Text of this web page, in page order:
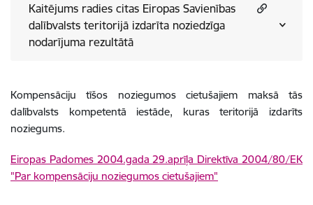
Kaitējums radies citas Eiropas Savienības
dalībvalsts teritorijā izdarīta noziedzīga
nodarījuma rezultātā
Kompensāciju tīšos noziegumos cietušajiem maksā tās
dalībvalsts kompetentā iestāde, kuras teritorijā izdarīts
noziegums.
Eiropas Padomes 2004.gada 29.aprīļa Direktīva 2004/80/EK
"Par kompensāciju noziegumos cietušajiem"